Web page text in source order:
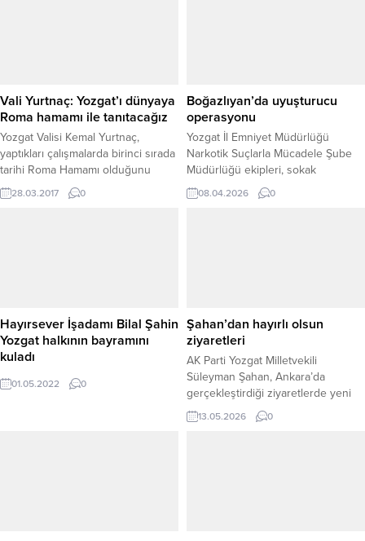
Vali Yurtnaç: Yozgat’ı dünyaya
Roma hamamı ile tanıtacağız
Yozgat Valisi Kemal Yurtnaç,
yaptıkları çalışmalarda birinci sırada
tarihi Roma Hamamı olduğunu
belirterek, Yozgat’ı Türkiye ve
dünyaya Roma Hamamı ile
konusunda Vali Kemal Yurtnaç,ın
Türkiye...
28.03.2017 0
Boğazlıyan’da uyuşturucu
operasyonu
Yozgat İl Emniyet Müdürlüğü
Narkotik Suçlarla Mücadele Şube
Müdürlüğü ekipleri, sokak
satıcılarına yönelik yürütülen
operasyon kapsamında önemli bir
aramalarda toplam 18,16 gram
metamfetamin, 2 adet ruhsatsız...
08.04.2026 0
Hayırsever İşadamı Bilal Şahin
Yozgat halkının bayramını
kuladı
01.05.2022 0
Şahan’dan hayırlı olsun
ziyaretleri
AK Parti Yozgat Milletvekili
Süleyman Şahan, Ankara’da
gerçekleştirdiği ziyaretlerde yeni
görevlerine atanan isimlere hayırlı
olsun dileklerini ileterek başarı
13.05.2026 0